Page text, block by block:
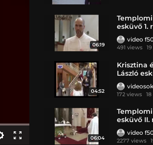
06:19
Templomi
esküvő 1.
video
491 views
04:52
Krisztina
László
videosok
172 views
06:04
Templomi
esküvő II.
video
2277 views